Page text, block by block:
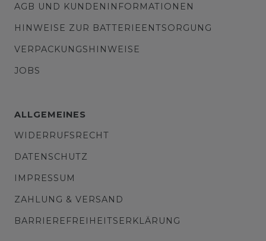
AGB UND KUNDENINFORMATIONEN
HINWEISE ZUR BATTERIEENTSORGUNG
VERPACKUNGSHINWEISE
JOBS
ALLGEMEINES
WIDERRUFSRECHT
DATENSCHUTZ
IMPRESSUM
ZAHLUNG & VERSAND
BARRIEREFREIHEITSERKLÄRUNG